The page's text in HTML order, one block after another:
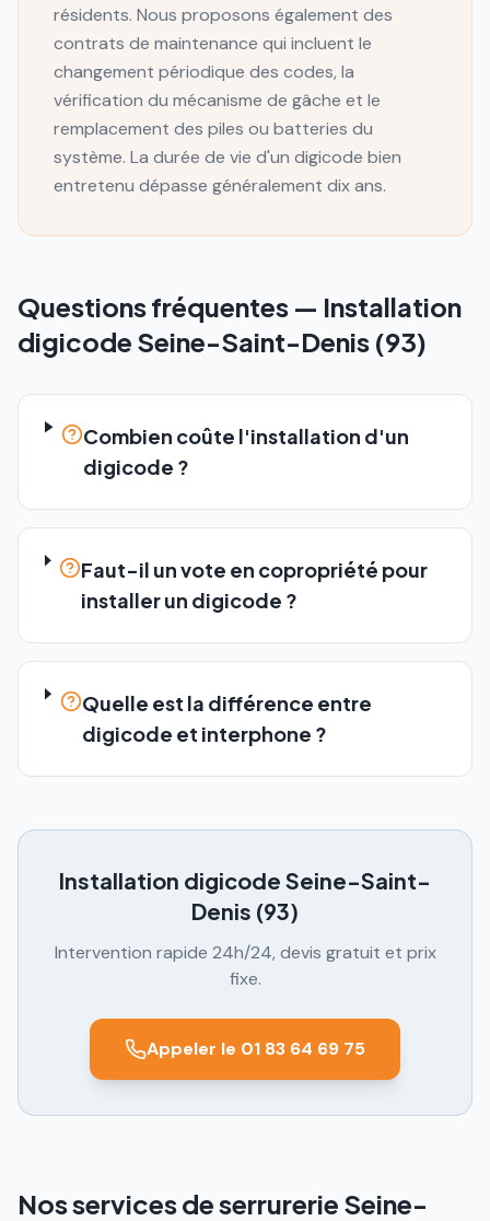
résidents. Nous proposons également des
contrats de maintenance qui incluent le
changement périodique des codes, la
vérification du mécanisme de gâche et le
remplacement des piles ou batteries du
système. La durée de vie d'un digicode bien
entretenu dépasse généralement dix ans.
Questions fréquentes — Installation
digicode Seine-Saint-Denis (93)
Combien coûte l'installation d'un
digicode ?
Faut-il un vote en copropriété pour
installer un digicode ?
Quelle est la différence entre
digicode et interphone ?
Installation digicode Seine-Saint-
Denis (93)
Intervention rapide 24h/24, devis gratuit et prix
fixe.
Appeler le 01 83 64 69 75
Nos services de serrurerie Seine-